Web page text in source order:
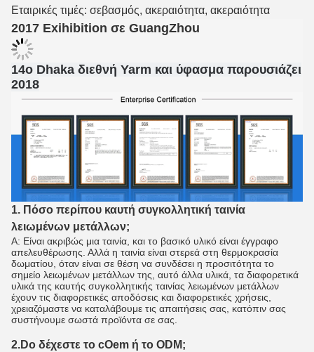
Εταιρικές τιμές: σεβασμός, ακεραιότητα, ακεραιότητα
2017 Exihibition σε GuangZhou
14ο Dhaka διεθνή Yarm και ύφασμα παρουσιάζει
2018
1. Πόσο περίπου καυτή συγκολλητική ταινία
λειωμένων μετάλλων;
Α: Είναι ακριβώς μια ταινία, και το βασικό υλικό είναι έγγραφο
απελευθέρωσης. Αλλά η ταινία είναι στερεά στη θερμοκρασία
δωματίου, όταν είναι σε θέση να συνδέσει η προσιτότητα το
σημείο λειωμένων μετάλλων της, αυτό άλλα υλικά, τα διαφορετικά
υλικά της καυτής συγκολλητικής ταινίας λειωμένων μετάλλων
έχουν τις διαφορετικές αποδόσεις και διαφορετικές χρήσεις,
χρειαζόμαστε να καταλάβουμε τις απαιτήσεις σας, κατόπιν σας
συστήνουμε σωστά προϊόντα σε σας.
2.Do δέχεστε το cOem ή το ODM;